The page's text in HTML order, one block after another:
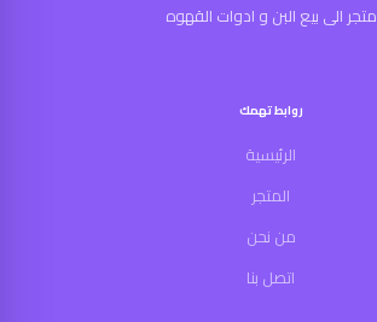
متجر الى بيع البن و ادوات القهوه
روابط تهمك
الرئيسية
المتجر
من نحن
اتصل بنا